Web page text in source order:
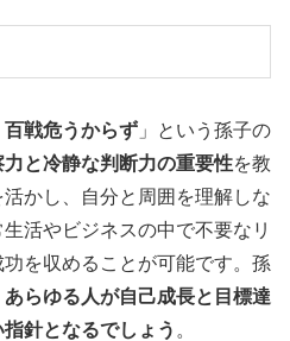
戦危うからず 」という孫子の
力と冷静な判断力の重要性を教
かし、自分と周囲を理解しな
活やビジネスの中で不要なリ
を収めることが可能です。孫
あらゆる人が自己成長と目標達
針となるでしょう 。